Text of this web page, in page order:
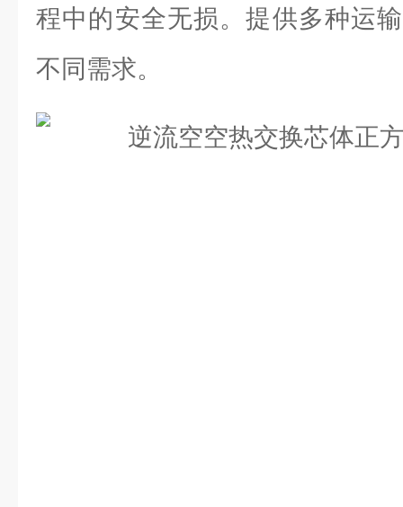
程中的安全无损。提供多种运
不同需求。